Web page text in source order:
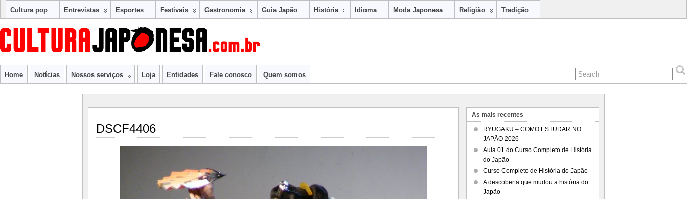
Cultura pop Entrevistas Esportes Festivais Gastronomia Guia Japão História Idioma Moda Japonesa Religião Tradição
Home Notícias Nossos serviços Loja Entidades Fale conosco Quem somos
DSCF4406
As mais recentes
RYUGAKU – COMO ESTUDAR NO
JAPÃO 2026
Aula 01 do Curso Completo de História
do Japão
Curso Completo de História do Japão
A descoberta que mudou a história do
Japão